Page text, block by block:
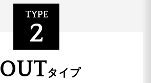
TYPE
2
OUTタイプ